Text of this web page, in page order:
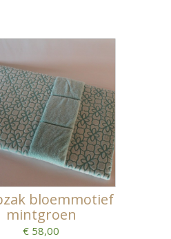
bloemmotief
mintgroen
€ 58,00